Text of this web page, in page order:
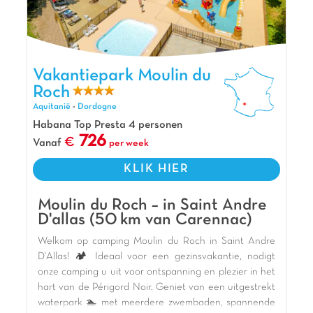
Klantbeoordeling: 8.8/10.
De mening van Jasmijn
goed aan de kust gaan staan en direct vanaf het
vakantiepark de streek gaan verkennen! Dat is
waar onze vaste gasten voor komen, en ook voor
de koelte in de zomer. Hier vind je weidse ruimtes
met alle comfort die je nodig hebt. Ontspanning
enkele van de mooiste dorpjes van Frankrijk: La
missen. Je kunt ze ook bewonderen vanuit een
kano (vertrek vanaf het park) of een gabarre
Dordogne.
Pluspunten
Directe toegang tot de Dordogne
Vakantiepark Moulin du Roch, Vakantiepark Aquitanië
Vakantiepark Moulin du
Roch
Aquitanië - Dordogne
Habana Top Presta 4 personen
Vanaf
726 per week
KLIK HIER
Moulin du Roch – in Saint Andre
D'allas (50 km van Carennac)
Welkom op camping Moulin du Roch in Saint Andre
D'Allas! 🏕️ Ideaal voor een gezinsvakantie, nodigt
onze camping u uit voor ontspanning en plezier in het
hart van de Périgord Noir. Geniet van een uitgestrekt
waterpark 🏊 met meerdere zwembaden, spannende